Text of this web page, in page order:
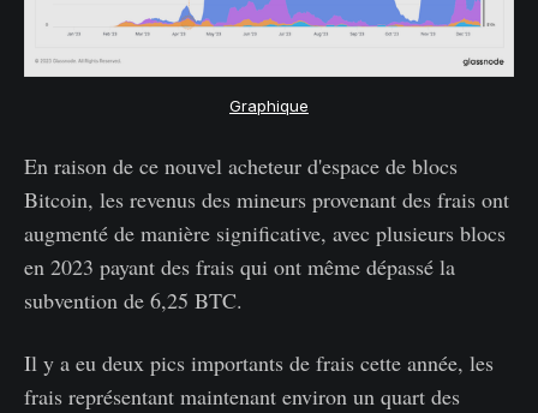
Graphique
En raison de ce nouvel acheteur d'espace de blocs
Bitcoin, les revenus des mineurs provenant des frais ont
augmenté de manière significative, avec plusieurs blocs
en 2023 payant des frais qui ont même dépassé la
subvention de 6,25 BTC.
Il y a eu deux pics importants de frais cette année, les
frais représentant maintenant environ un quart des